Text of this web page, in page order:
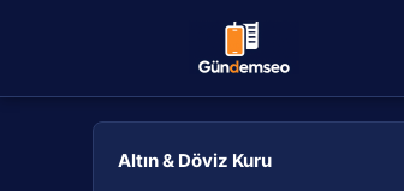
Altın & Döviz Kuru